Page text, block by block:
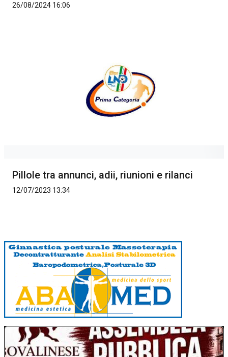
26/08/2024 16:06
Pillole tra annunci, adii, riunioni e rilanci
12/07/2023 13:34